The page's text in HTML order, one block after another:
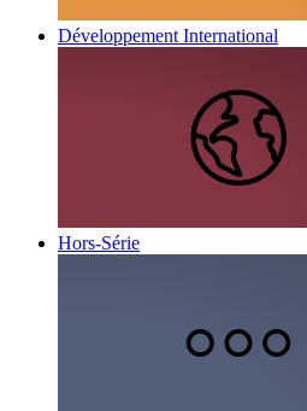
Développement International
Hors-Série